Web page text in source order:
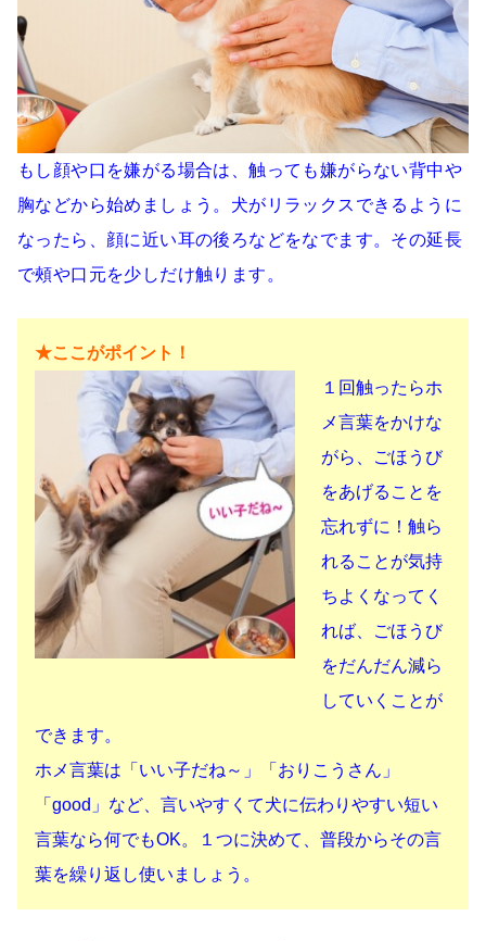
もし顔や口を嫌がる場合は、触っても嫌がらない背中や
胸などから始めましょう。犬がリラックスできるように
なったら、顔に近い耳の後ろなどをなでます。その延長
で頰や口元を少しだけ触ります。
★ここがポイント！
１回触ったらホ
メ言葉をかけな
がら、ごほうび
をあげることを
忘れずに！触ら
れることが気持
ちよくなってく
れば、ごほうび
をだんだん減ら
していくことが
できます。
ホメ言葉は「いい子だね～」「おりこうさん」
「good」など、言いやすくて犬に伝わりやすい短い
言葉なら何でもOK。１つに決めて、普段からその言
葉を繰り返し使いましょう。